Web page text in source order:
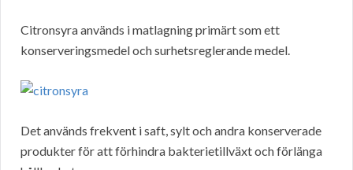
Citronsyra används i matlagning primärt som ett
konserveringsmedel och surhetsreglerande medel.
Det används frekvent i saft, sylt och andra konserverade
produkter för att förhindra bakterietillväxt och förlänga